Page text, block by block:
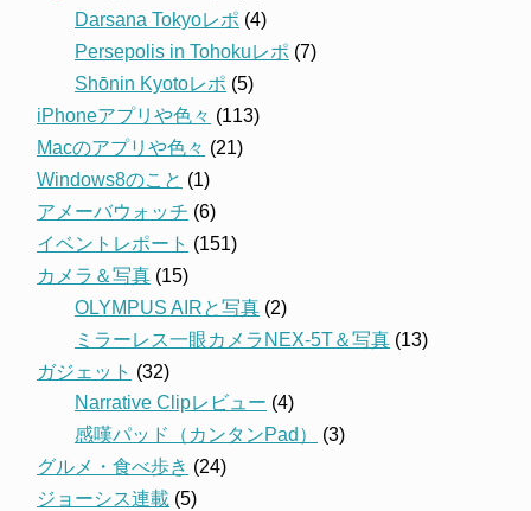
Darsana Tokyoレポ (4)
Persepolis in Tohokuレポ (7)
Shōnin Kyotoレポ (5)
iPhoneアプリや色々 (113)
Macのアプリや色々 (21)
Windows8のこと (1)
アメーバウォッチ (6)
イベントレポート (151)
カメラ＆写真 (15)
OLYMPUS AIRと写真 (2)
ミラーレス一眼カメラNEX-5T＆写真 (13)
ガジェット (32)
Narrative Clipレビュー (4)
感嘆パッド（カンタンPad）
(3)
グルメ・食べ歩き (24)
ジョーシス連載 (5)